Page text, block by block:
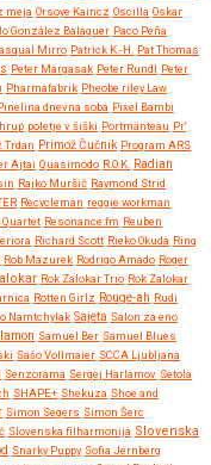
meja Orsoye Kaincz Oscilla Oskar
González Balaguer Paco Peña
Mirro Patrick K.-H.
Pat Thomas
Peter Margasak Peter Rundl Peter
Pharmafabrik Pheobe riley Law
dnevna soba Pixel Bambi
poletje v šiški Portmänteau Pr'
Trdan Primož Čučnik Program ARS
Ajtai Quasimodo R.O.K.
Radian
Rajko Muršič Raymond Strid
Recycleman reggie workman
Resonance.fm Reuben
Richard Scott Rieko Okuda Ring
Rob Mazurek Rodrigo Amado Roger
Rok Zalokar Trio Rok Zalokar
Rotten Girlz Rouge-ah Rudi
Namtchylak Sajeta Salon za eno
Samuel Ber Samuel Blues
Sašo Vollmaier SCCA Ljubljana
Senzorama Sergej Harlamov Setola
SHAPE+ Shekuza Shoe and
Simon Segers Simon Šerc
Slovenska filharmonija Slovenska
Snarky Puppy Sofia Jernberg